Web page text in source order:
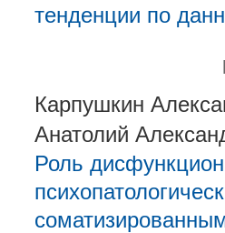
тенденции по
Карпушкин
Анатолий
Роль